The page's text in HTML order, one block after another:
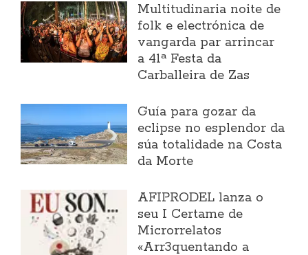
Multitudinaria noite de
folk e electrónica de
vangarda par arrincar
a 41ª Festa da
Carballeira de Zas
Guía para gozar da
eclipse no esplendor da
súa totalidade na Costa
da Morte
AFIPRODEL lanza o
seu I Certame de
Microrrelatos
«Arr3quentando a